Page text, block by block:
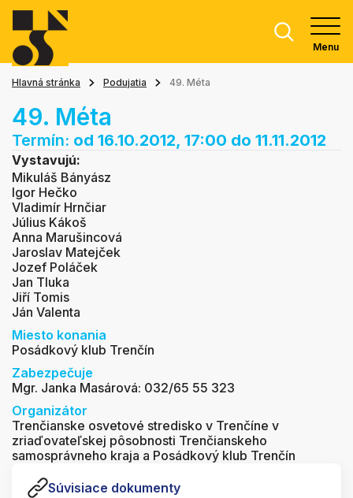
Menu
Hlavná stránka Podujatia 49. Méta
49. Méta
Termín: od 16.10.2012, 17:00 do 11.11.2012
Vystavujú:
Mikuláš Bányász
Igor Hečko
Vladimír Hrnčiar
Július Kákoš
Anna Marušincová
Jaroslav Matejček
Jozef Poláček
Jan Tluka
Jiří Tomis
Ján Valenta
Miesto konania
Posádkový klub Trenčín
Zabezpečuje
Mgr. Janka Masárová: 032/65 55 323
Organizátor
Trenčianske osvetové stredisko v Trenčíne v
zriaďovateľskej pôsobnosti Trenčianskeho
samosprávneho kraja a Posádkový klub Trenčín
Súvisiace dokumenty